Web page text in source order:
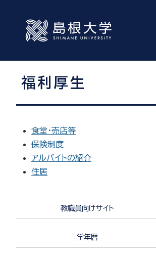
福利厚生
食堂・売店等
保険制度
アルバイトの紹介
住居
教職員向けサイト
学年暦